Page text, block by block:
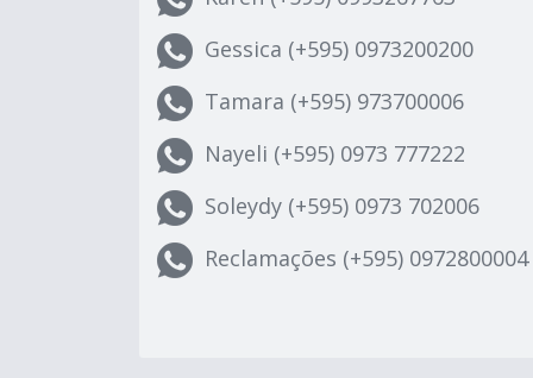
Gessica (+595) 0973200200
Tamara (+595) 973700006
Nayeli (+595) 0973 777222
Soleydy (+595) 0973 702006
Reclamações (+595) 0972800004